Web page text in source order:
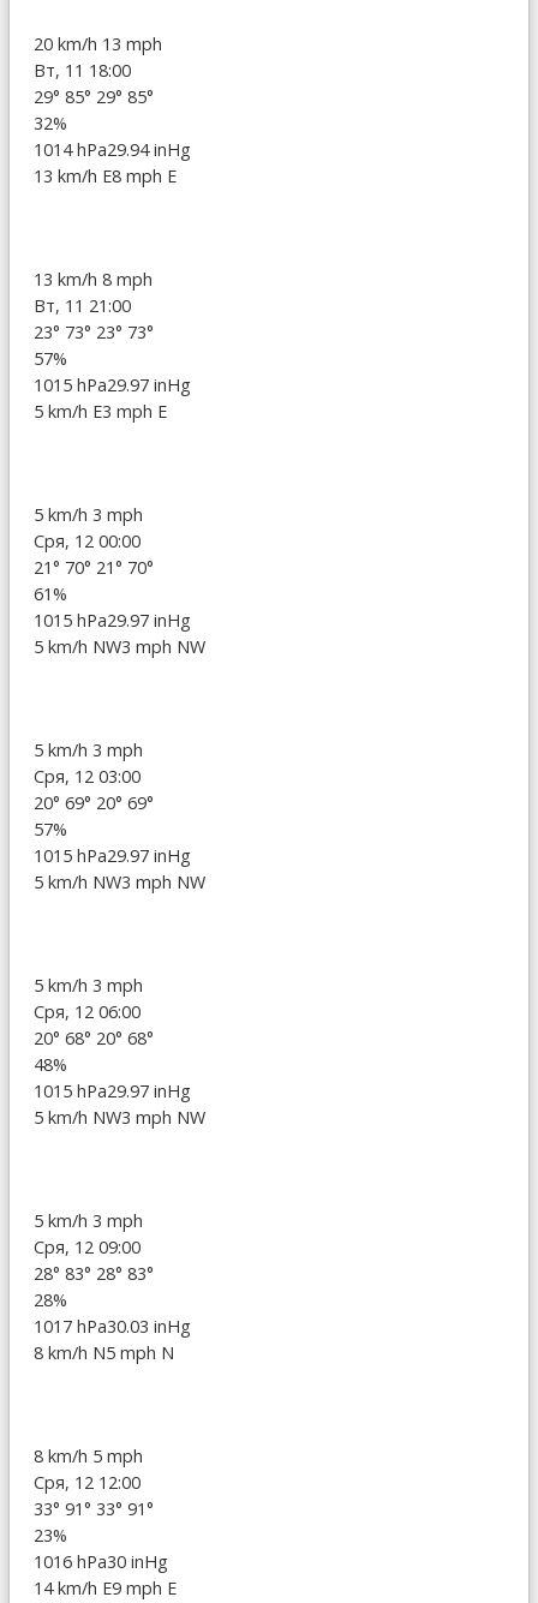
20 km/h 13 mph
Вт, 11 18:00
29° 85° 29° 85°
32%
1014 hPa29.94 inHg
13 km/h E8 mph E
13 km/h 8 mph
Вт, 11 21:00
23° 73° 23° 73°
57%
1015 hPa29.97 inHg
5 km/h E3 mph E
5 km/h 3 mph
Сря, 12 00:00
21° 70° 21° 70°
61%
1015 hPa29.97 inHg
5 km/h NW3 mph NW
5 km/h 3 mph
Сря, 12 03:00
20° 69° 20° 69°
57%
1015 hPa29.97 inHg
5 km/h NW3 mph NW
5 km/h 3 mph
Сря, 12 06:00
20° 68° 20° 68°
48%
1015 hPa29.97 inHg
5 km/h NW3 mph NW
5 km/h 3 mph
Сря, 12 09:00
28° 83° 28° 83°
28%
1017 hPa30.03 inHg
8 km/h N5 mph N
8 km/h 5 mph
Сря, 12 12:00
33° 91° 33° 91°
23%
1016 hPa30 inHg
14 km/h E9 mph E